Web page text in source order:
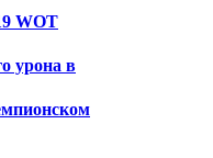
WOT
урона в